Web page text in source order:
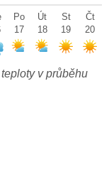
Po
17
Út
18
St
19
Čt
20
v průběhu